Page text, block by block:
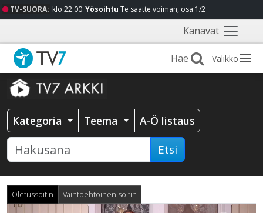
TV-SUORA: klo 22.00 Yösoihtu Te saatte voiman, osa 1/2
Kanavat Näytä
valikko
Valikko
Kategoria Teema A-Ö listaus
Etsi
Oletussoitin Vaihtoehtoinen soitin